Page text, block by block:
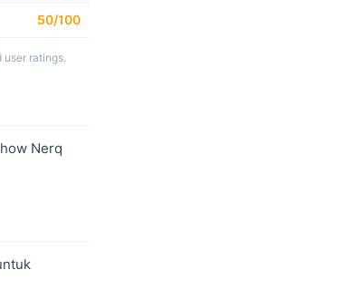
50/100
user ratings.
Nerq